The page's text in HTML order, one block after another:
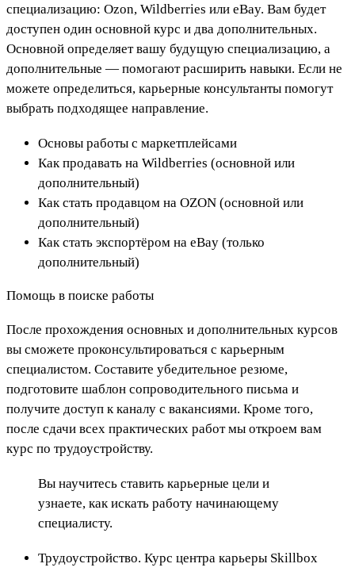
специализацию: Ozon, Wildberries или eBay. Вам будет
доступен один основной курс и два дополнительных.
Основной определяет вашу будущую специализацию, а
дополнительные — помогают расширить навыки. Если не
можете определиться, карьерные консультанты помогут
выбрать подходящее направление.
Основы работы с маркетплейсами
Как продавать на Wildberries (основной или
дополнительный)
Как стать продавцом на OZON (основной или
дополнительный)
Как стать экспортёром на eBay (только
дополнительный)
Помощь в поиске работы
После прохождения основных и дополнительных курсов
вы сможете проконсультироваться с карьерным
специалистом. Составите убедительное резюме,
подготовите шаблон сопроводительного письма и
получите доступ к каналу с вакансиями. Кроме того,
после сдачи всех практических работ мы откроем вам
курс по трудоустройству.
Вы научитесь ставить карьерные цели и
узнаете, как искать работу начинающему
специалисту.
Трудоустройство. Курс центра карьеры Skillbox